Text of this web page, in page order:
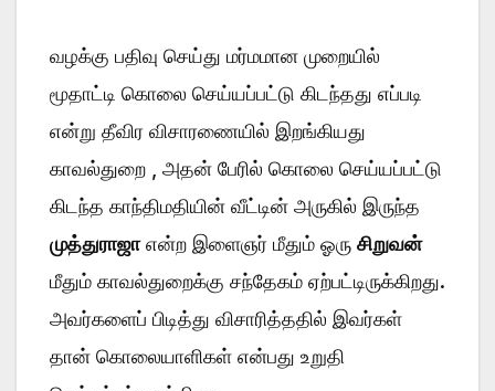
வழக்கு பதிவு செய்து மர்மமான முறையில்
மூதாட்டி கொலை செய்யப்பட்டு கிடந்தது எப்படி
என்று தீவிர விசாரணையில் இறங்கியது
காவல்துறை , அதன் பேரில் கொலை செய்யப்பட்டு
கிடந்த காந்திமதியின் வீட்டின் அருகில் இருந்த
முத்துராஜாஎன்ற இளைஞர் மீதும் ஓரு சிறுவன்
மீதும் காவல்துறைக்கு சந்தேகம் ஏற்பட்டிருக்கிறது.
அவர்களைப் பிடித்து விசாரித்ததில் இவர்கள்
தான் கொலையாளிகள் என்பது உறுதி